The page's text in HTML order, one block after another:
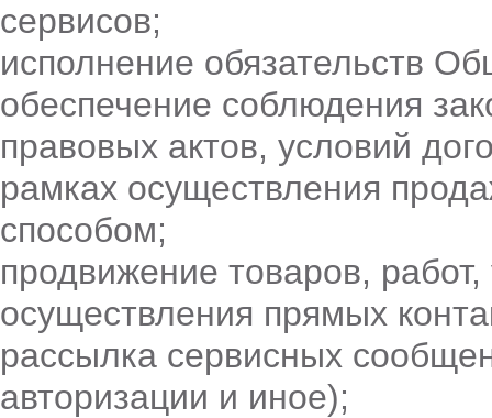
сервисов;
исполнение обязательств
обеспечение соблюдения
правовых актов, условий
рамках осуществления
способом;
продвижение товаров,
осуществления прямых
рассылка сервисных
авторизации и иное);